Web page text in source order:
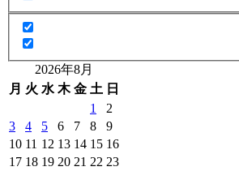
2026年8月
月 火 水 木 金 土 日
1
2
3
4 5 6 7 8
9
10 11 12 13 14 15 16
17 18 19 20 21 22 23